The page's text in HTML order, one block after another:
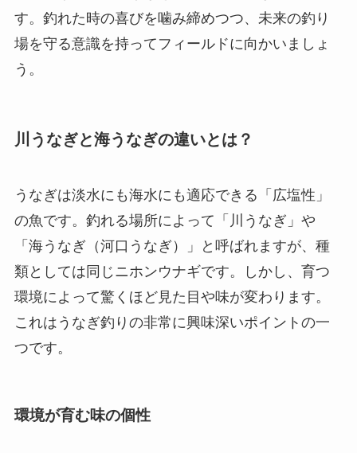
す。 釣れた時の喜びを噛み締めつつ、未来の釣り
場を守る意識を持ってフィールドに向かいましょ
う。
川うなぎと海うなぎの違いとは？
うなぎは淡水にも海水にも適応できる「広塩性」
の魚です。釣れる場所によって「川うなぎ」や
「海うなぎ（河口うなぎ）」と呼ばれますが、種
類としては同じニホンウナギです。しかし、育つ
環境によって驚くほど見た目や味が変わります。
これはうなぎ釣りの非常に興味深いポイントの一
つです。
環境が育む味の個性